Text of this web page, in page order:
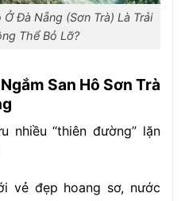
Đà Nẵng (Sơn Trà) Là Trải
Thể Bỏ Lỡ?
San Hô Sơn Trà
nhiều “thiên đường” lặn
vẻ đẹp hoang sơ, nước